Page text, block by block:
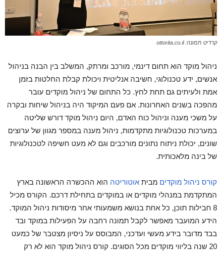
קרדיט תמונה: ottorita.co.il
ניהול מוקד הוא תחום דינמי, מורכב ומרתק, המשלב בין הבנה בניהול
אנשים, ידע טכנולוגי, חשיבה אנליטית ויכולת קבלת החלטות בזמן
אמת ולעיתים גם תחת לחץ. כל התחום של ניהול מוקדים עובר
מהפכה בשנים האחרונות. אם פעם המיקוד היה בניהול שיחות ובקרה
על משכי מענה וניהול כוח האדם, היום ניהול מוקד דורש שליטה
במערכות טכנולוגיות מתקדמות, ניהול מענה במספר מגוון של ערוצים
שונים, יכולת ניתוח נתונים מורכבים וגם לא מעט חשיפה לטכנולוגיות
של בינה מלאכותית.
קורס ניהול מוקדים מבית אוטוריטה הוא ההכשרה הראשונה בארץ
המתקדמת במנהלי מוקדים או במוקדים בתחילת דרכם. הקורס מכיל
8 חבילות תוכן, כל אחת בנושא משמעותי אחר מיסודות ניהול המוקד.
הידע המועבר מאפשר לקבל תמונה רחבה על הפעילות במוקד ובד
בבד מדובר בידע מעשי ועדכני, המבוסס על ניסיון מצטבר של כמעט
20 שנה בליווי מוקדים מכל הסוגים. קורס ניהול מוקד הוא לא רק